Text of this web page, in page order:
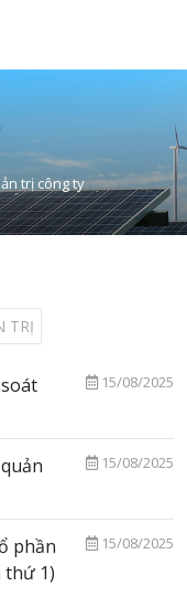
trị công ty
TRỊ
15/08/2025
15/08/2025
phần
thứ 1)
15/08/2025